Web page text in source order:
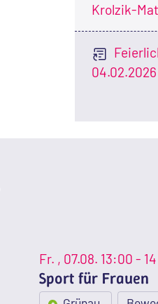
Krolzik-
04.02.2026
Fr. , 07.08. 13:00 -
Sport für Frauen